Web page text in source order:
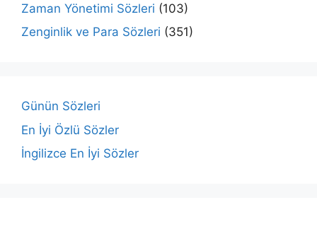
Zaman Yönetimi Sözleri (103)
Zenginlik ve Para Sözleri (351)
Günün Sözleri
En İyi Özlü Sözler
İngilizce En İyi Sözler